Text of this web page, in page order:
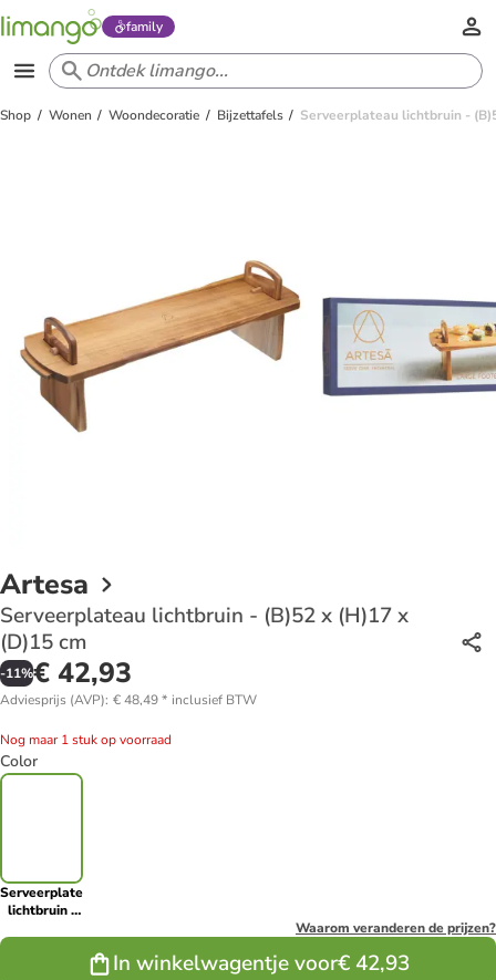
family
Shop Wonen Woondecoratie Bijzettafels Serveerplateau lichtbruin -
Artesa
Serveerplateau lichtbruin - (B)52 x (H)17 x
(D)15 cm
-11%€ 42,93
Adviesprijs (AVP): € 48,49* inclusief BTW
Nog maar 1 stuk op voorraad
Color
Serveerplateau
lichtbruin -
Waarom veranderen de prijzen?
In winkelwagentje voor€ 42,93